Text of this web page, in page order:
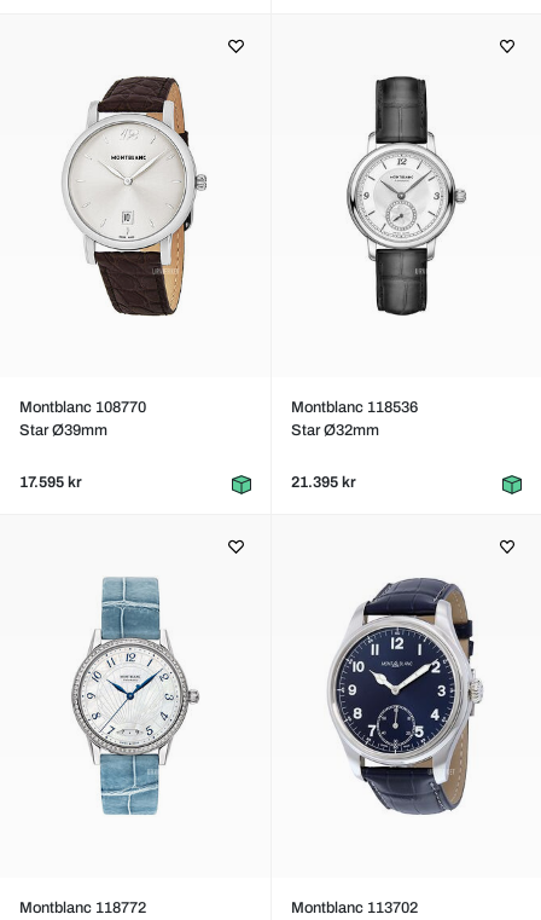
Montblanc 108770
Star Ø39mm
17.595 kr
Montblanc 118536
Star Ø32mm
21.395 kr
Montblanc 118772 Montblanc 113702